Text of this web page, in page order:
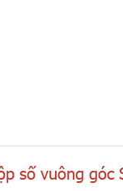
số vuông góc